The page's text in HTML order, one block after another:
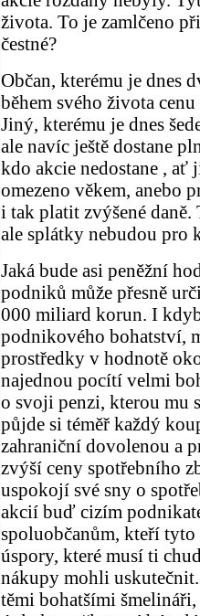
života. To je zamlčeno
čestné?
Občan, kterému je dnes
během svého života
Jiný, kterému je dnes
ale navíc ještě dostane
kdo akcie nedostane , ať
omezeno věkem, anebo
i tak platit zvýšené
ale splátky nebudou pro
Jaká bude asi peněžní
podniků může přesně
000 miliard korun. I
podnikového bohatství,
prostředky v hodnotě
najednou pocítí velmi
o svoji penzi, kterou mu
půjde si téměř každý
zahraniční dovolenou a
zvýší ceny spotřebního
uspokojí své sny o
akcií buď cizím
spoluobčanům, kteří tyto
úspory, které musí ti
nákupy mohli
těmi bohatšími